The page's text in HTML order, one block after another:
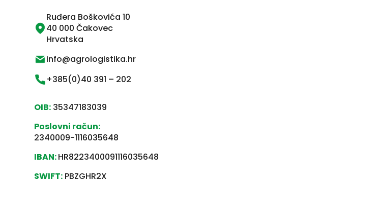
Ruđera Boškovića 10
40 000 Čakovec
Hrvatska
info@agrologistika.hr
+385(0)40 391 – 202
OIB: 35347183039
Poslovni račun:
2340009-1116035648
IBAN:HR8223400091116035648
SWIFT: PBZGHR2X